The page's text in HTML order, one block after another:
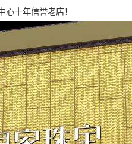
心十年信誉老店！